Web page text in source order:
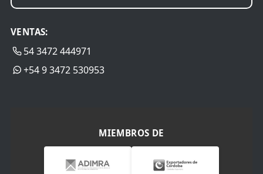
VENTAS:
54 3472 444971
+54 9 3472 530953
MIEMBROS DE